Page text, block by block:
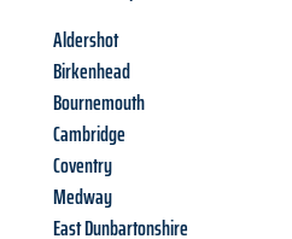
Aldershot
Birkenhead
Bournemouth
Cambridge
Coventry
Medway
East Dunbartonshire